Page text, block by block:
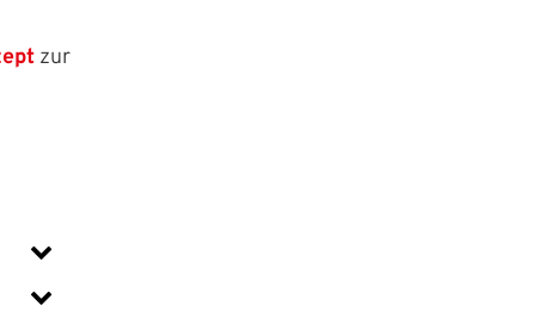
zur